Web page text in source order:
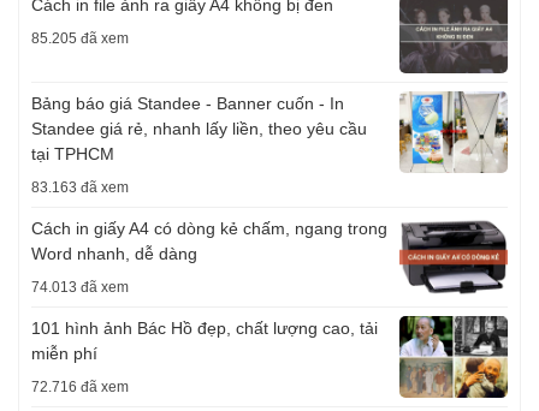
Cách in file ảnh ra giấy A4 không bị đen
85.205 đã xem
Bảng báo giá Standee - Banner cuốn - In
Standee giá rẻ, nhanh lấy liền, theo yêu cầu
tại TPHCM
83.163 đã xem
Cách in giấy A4 có dòng kẻ chấm, ngang trong
Word nhanh, dễ dàng
74.013 đã xem
101 hình ảnh Bác Hồ đẹp, chất lượng cao, tải
miễn phí
72.716 đã xem